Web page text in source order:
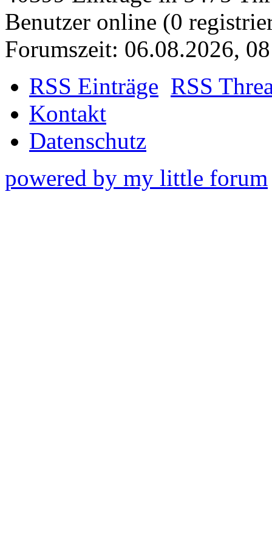
Benutzer online (0
Forumszeit: 06.08.2026,
RSS Einträge RSS
Kontakt
Datenschutz
powered by my little forum